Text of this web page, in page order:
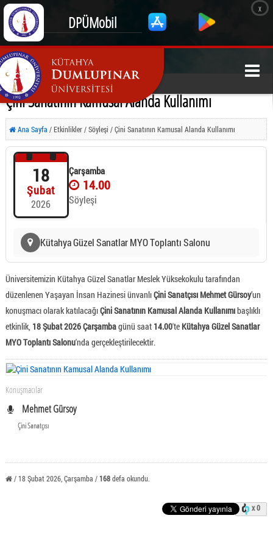
DPÜMobil
x
Çini Sanatının Kamusal Alanda Kullanımı
Ana Sayfa / Etkinlikler / Söyleşi / Çini Sanatının Kamusal Alanda Kullanımı
18
Şubat
2026
Çarşamba
14.00
Söyleşi
Kütahya Güzel Sanatlar MYO Toplantı Salonu
Üniversitemizin Kütahya Güzel Sanatlar Meslek Yüksekokulu tarafından
düzenlenen Yaşayan İnsan Hazinesi ünvanlıÇini Sanatçısı Mehmet Gürsoy’un
konuşmacı olarak katılacağıÇini Sanatının Kamusal Alanda Kullanımıbaşlıklı
etkinlik, 18 Şubat 2026 Çarşambagünü saat 14.00'te Kütahya Güzel Sanatlar
MYO Toplantı Salonu'nda gerçekleştirilecektir.
Konuşmacılar
Mehmet Gürsoy
Çini Sanatçısı
/ 18 Şubat 2026, Çarşamba /168defa okundu.
x 0